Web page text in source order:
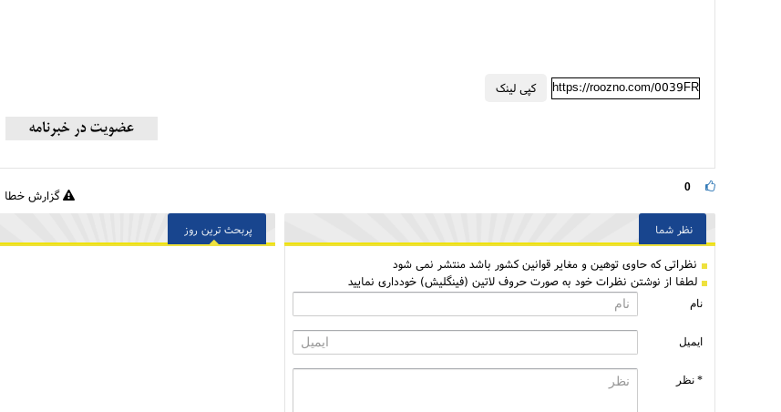
کپی لینک https://roozno.com/0039FR
0 گزارش خطا
نظر شما
نظراتی كه حاوی توهین و مغایر قوانین کشور باشد منتشر نمی شود
لطفا از نوشتن نظرات خود به صورت حروف لاتین (فینگلیش) خودداری نمایید
نام
ایمیل
* نظر
پربحث ترین روز